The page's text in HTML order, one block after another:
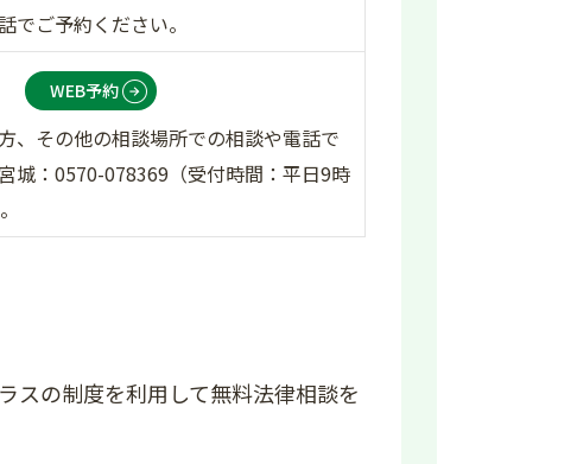
ご予約ください。
WEB予約
、その他の相談場所での相談や電話で
城：0570-078369（受付時間：平日9時
スの制度を利用して無料法律相談を